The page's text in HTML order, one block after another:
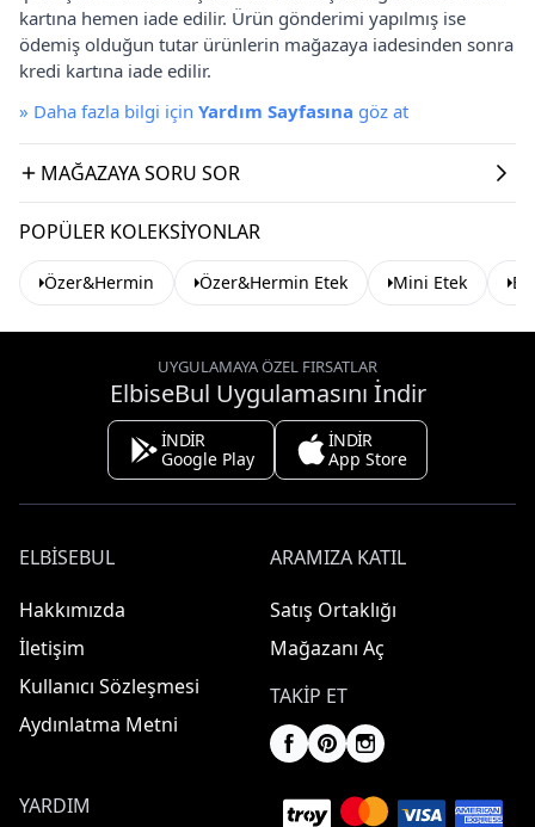
kartına hemen iade edilir. Ürün gönderimi yapılmış ise
ödemiş olduğun tutar ürünlerin mağazaya iadesinden sonra
kredi kartına iade edilir.
» Daha fazla bilgi için Yardım Sayfasına göz at
MAĞAZAYA SORU SOR
POPÜLER KOLEKSIYONLAR
Özer&Hermin Özer&Hermin Etek Mini Etek
UYGULAMAYA ÖZEL FIRSATLAR
ElbiseBul Uygulamasını İndir
İNDİR
Google Play
İNDİR
App Store
ELBISEBUL
Hakkımızda
İletişim
Kullanıcı Sözleşmesi
Aydınlatma Metni
ARAMIZA KATIL
Satış Ortaklığı
Mağazanı Aç
TAKIP ET
YARDIM